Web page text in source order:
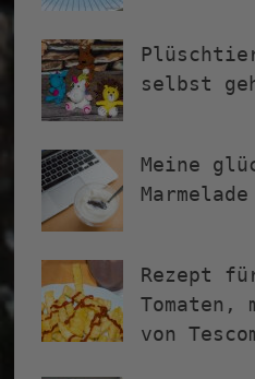
selbst
Meine
Marmelade
Rezept
Tomaten,
von